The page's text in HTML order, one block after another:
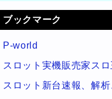
ブックマーク
P-world
スロット実機販売家スロ
スロット新台速報、解